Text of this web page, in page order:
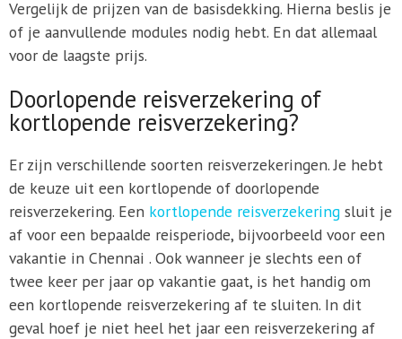
Vergelijk de prijzen van de basisdekking. Hierna beslis je
of je aanvullende modules nodig hebt. En dat allemaal
voor de laagste prijs.
Doorlopende reisverzekering of
kortlopende reisverzekering?
Er zijn verschillende soorten reisverzekeringen. Je hebt
de keuze uit een kortlopende of doorlopende
reisverzekering. Een kortlopende reisverzekeringsluit je
af voor een bepaalde reisperiode, bijvoorbeeld voor een
vakantie in Chennai . Ook wanneer je slechts een of
twee keer per jaar op vakantie gaat, is het handig om
een kortlopende reisverzekering af te sluiten. In dit
geval hoef je niet heel het jaar een reisverzekering af